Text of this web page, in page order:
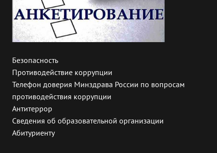
Безопасность
Противодействие коррупции
Телефон доверия Минздрава России по вопросам
противодействия коррупции
Антитеррор
Сведения об образовательной организации
Абитуриенту